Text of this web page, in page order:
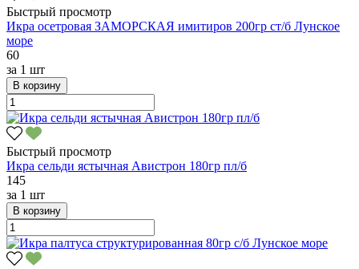
Быстрый просмотр
Икра осетровая ЗАМОРСКАЯ имитиров 200гр ст/б Лунское
море
60
за 1 шт
В корзину
Быстрый просмотр
Икра сельди ястычная Авистрон 180гр пл/б
145
за 1 шт
В корзину